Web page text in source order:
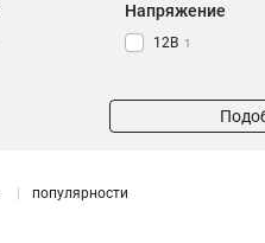
Напряжение
12В 1
популярности